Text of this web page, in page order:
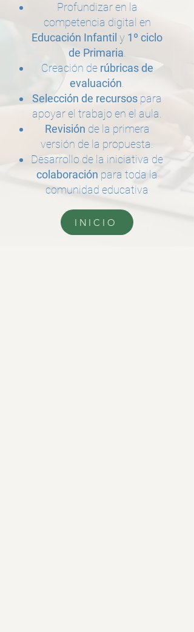
Profundizar en la
competencia digital en
Educación Infantil y 1º ciclo
de Primaria
Creación de rúbricas de
evaluación
Selección de recursos para
apoyar el trabajo en el aula.
Revisión de la primera
versión de la propuesta.
Desarrollo de la iniciativa de
colaboración para toda la
comunidad educativa
INICIO